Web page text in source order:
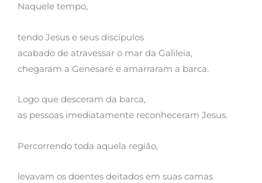
Naquele tempo,
tendo Jesus e seus discípulos
acabado de atravessar o mar da Galileia,
chegaram a Genesaré e amarraram a barca.
Logo que desceram da barca,
as pessoas imediatamente reconheceram Jesus.
Percorrendo toda aquela região,
levavam os doentes deitados em suas camas